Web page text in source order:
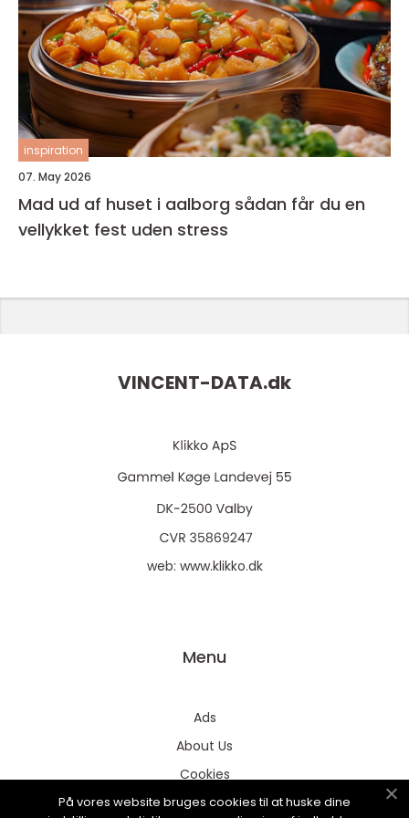
inspiration
07. May 2026
Mad ud af huset i aalborg sådan får du en
vellykket fest uden stress
VINCENT-DATA.dk
web: www.klikko.dk
Menu
Ads
About Us
Cookies
Contact
På vores website bruges cookies til at huske dine